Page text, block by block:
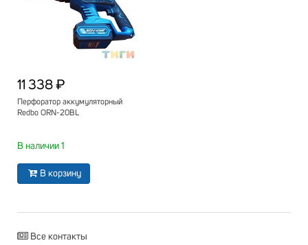
11 338 ₽
Перфоратор аккумуляторный
Redbo ORN-20BL
В наличии 1
В корзину
Все контакты